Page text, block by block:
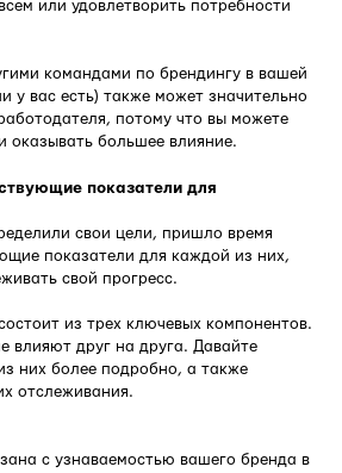
или удовлетворить потребности
командами по брендингу в вашей
у вас есть) также может значительно
потому что вы можете
оказывать большее влияние.
показатели для
свои цели, пришло время
показатели для каждой из них,
свой прогресс.
из трех ключевых компонентов.
влияют друг на друга. Давайте
них более подробно, а также
отслеживания.
с узнаваемостью вашего бренда в